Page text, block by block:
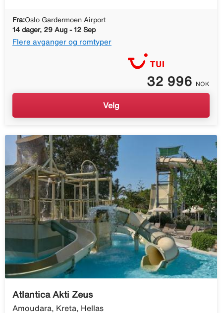
Fra:Oslo Gardermoen Airport
14 dager, 29 Aug - 12 Sep
Flere avganger og romtyper
32 996 NOK
Velg
Atlantica Akti Zeus
Amoudara, Kreta, Hellas